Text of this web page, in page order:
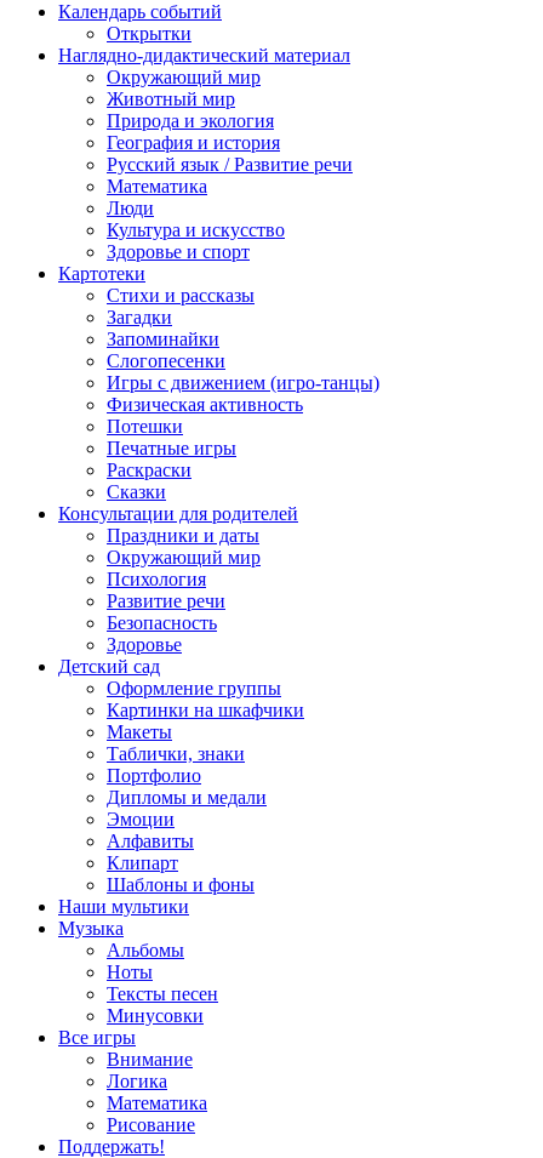
Календарь событий
Открытки
Наглядно-дидактический материал
Окружающий мир
Животный мир
Природа и экология
География и история
Русский язык / Развитие речи
Математика
Люди
Культура и искусство
Здоровье и спорт
Картотеки
Стихи и рассказы
Загадки
Запоминайки
Слогопесенки
Игры с движением (игро-танцы)
Физическая активность
Потешки
Печатные игры
Раскраски
Сказки
Консультации для родителей
Праздники и даты
Окружающий мир
Психология
Развитие речи
Безопасность
Здоровье
Детский сад
Оформление группы
Картинки на шкафчики
Макеты
Таблички, знаки
Портфолио
Дипломы и медали
Эмоции
Алфавиты
Клипарт
Шаблоны и фоны
Наши мультики
Музыка
Альбомы
Ноты
Тексты песен
Минусовки
Все игры
Внимание
Логика
Математика
Рисование
Поддержать!